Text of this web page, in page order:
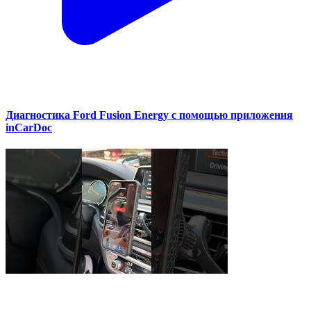
Диагностика Ford Fusion Energy с помощью приложения
inCarDoc